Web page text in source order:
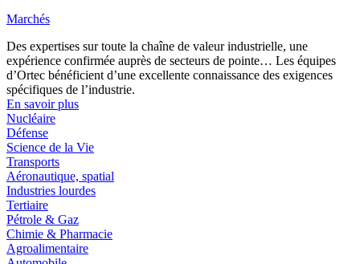
Marchés
Des expertises sur toute la chaîne de valeur industrielle, une
expérience confirmée auprès de secteurs de pointe… Les équipes
d’Ortec bénéficient d’une excellente connaissance des exigences
spécifiques de l’industrie.
En savoir plus
Nucléaire
Défense
Science de la Vie
Transports
Aéronautique, spatial
Industries lourdes
Tertiaire
Pétrole & Gaz
Chimie & Pharmacie
Agroalimentaire